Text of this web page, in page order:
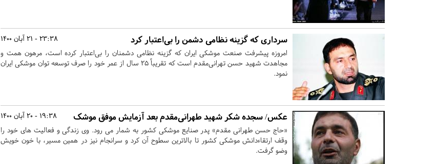
23:38 - 21 آبان 1400 سرداری که گزینه نظامی دشمن را بی‌اعتبار کرد
امروزه پیشرفت صنعت موشکی ایران که گزینه نظامی دشمنان را بی‌اعتبار کرده است، مرهون همت و
مجاهدت شهید حسن تهرانی‌مقدم است که تقریباً ۲۵ سال از عمر خود را صرف توسعه توان موشکی ایران
نمود.
19:38 - 20 آبان 1400 عکس/ سجده شکر شهید طهرانی‌مقدم بعد آزمایش موفق موشک
«حاج حسن طهرانی مقدم» پدر صنایع موشکی کشور به شمار می رود. وی زندگی و فعالیت های خود را
وقف ارتقاءدانش موشکی کشور تا بالاترین سطوح آن کرد و سرانجام نیز در همین مسیر، با خون خویش
وضو گرفت.